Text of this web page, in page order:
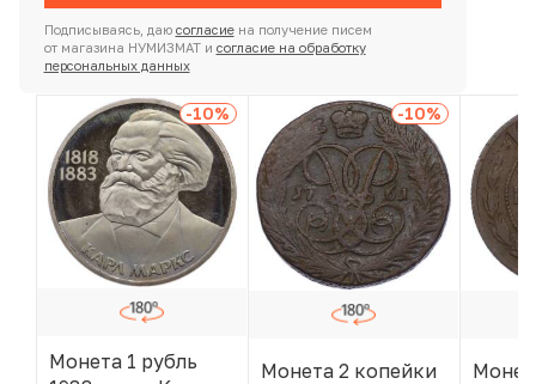
Подписываясь, даю согласиена получение писем
от магазина НУМИЗМАТ и согласие на обработку
персональных данных
-10%
Монета 1 рубль
-10%
Монета 2 копейки